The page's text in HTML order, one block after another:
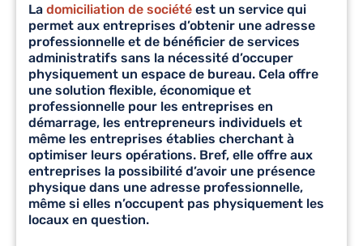
La domiciliation de société est un service qui
permet aux entreprises d’obtenir une adresse
professionnelle et de bénéficier de services
administratifs sans la nécessité d’occuper
physiquement un espace de bureau. Cela offre
une solution flexible, économique et
professionnelle pour les entreprises en
démarrage, les entrepreneurs individuels et
même les entreprises établies cherchant à
optimiser leurs opérations. Bref, elle offre aux
entreprises la possibilité d’avoir une présence
physique dans une adresse professionnelle,
même si elles n’occupent pas physiquement les
locaux en question.